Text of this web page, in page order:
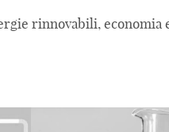
rinnovabili, economia